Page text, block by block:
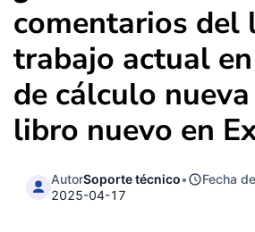
comentarios del
trabajo actual
de cálculo
libro nuevo en
AutorSoporte técnico•
Fecha
2025-04-17